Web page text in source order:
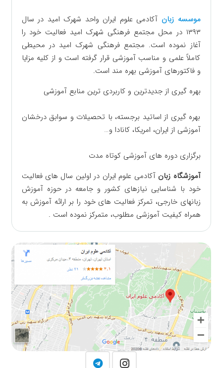
موسسه زبان آکادمی علوم ایران واحد شهرک امید در سال
۱۳۹۳ در محل مجتمع فرهنگی شهرک امید فعالیت خود را
آغاز نموده است. ‏مجتمع فرهنگی شهرک امید در محیطی
کاملاً علمی و مناسب آموزشی قرار گرفته است و از کلیه مزایا
و فاکتورهای ‏آموزشی بهره مند است.
بهره گیری از جدیدترین و کاربردی ترین منابع آموزشی‎
‎بهره گیری از اساتید برجسته، با تحصیلات و سوابق درخشان
آموزشی از ایران، امریکا، کانادا و‎…
آموزشگاه زبانآکادمی علوم ایران در اولین سال های فعالیت
خود با شناسایی نیازهای کشور و جامعه در حوزه آموزش
زبانهای ‏خارجی، تمرکز فعالیت های خود را بر ارائه آموزش به
همراه کیفیت آموزشی مطلوب، متمرکز نموده است‎ .